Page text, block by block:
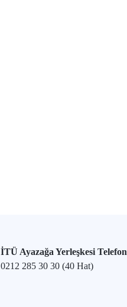
İTÜ Ayazağa Yerleşkesi Telefon
0212 285 30 30 (40 Hat)